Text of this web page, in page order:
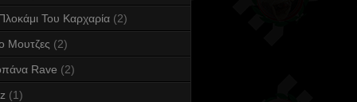
Του Καρχαρία (2)
Μουτζες (2)
Rave (2)
(1)